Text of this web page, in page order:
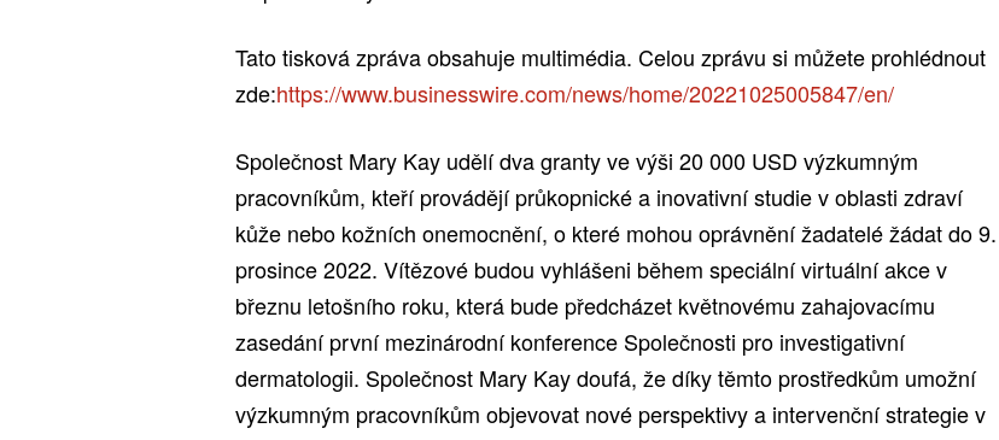
Tato tisková zpráva obsahuje multimédia. Celou zprávu si můžete prohlédnout
zde:https://www.businesswire.com/news/home/20221025005847/en/
Společnost Mary Kay udělí dva granty ve výši 20 000 USD výzkumným
pracovníkům, kteří provádějí průkopnické a inovativní studie v oblasti zdraví
kůže nebo kožních onemocnění, o které mohou oprávnění žadatelé žádat do 9.
prosince 2022. Vítězové budou vyhlášeni během speciální virtuální akce v
březnu letošního roku, která bude předcházet květnovému zahajovacímu
zasedání první mezinárodní konference Společnosti pro investigativní
dermatologii. Společnost Mary Kay doufá, že díky těmto prostředkům umožní
výzkumným pracovníkům objevovat nové perspektivy a intervenční strategie v